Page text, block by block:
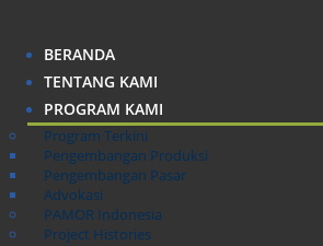
BERANDA
TENTANG KAMI
PROGRAM KAMI
Program Terkini
Pengembangan Produksi
Pengembangan Pasar
Advokasi
PAMOR Indonesia
Project Histories